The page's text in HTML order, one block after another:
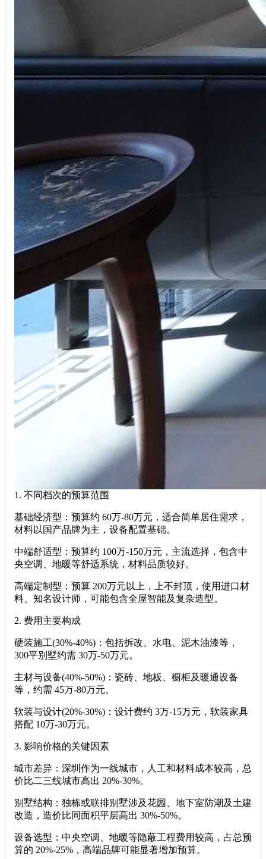
1. ‌不同档次的预算范围‌
‌基础经济型‌：预算约 ‌60万-80万元‌，适合简单居住需求，
材料以国产品牌为主，设备配置基础。
‌中端舒适型‌：预算约 ‌100万-150万元‌，主流选择，包含中
央空调、地暖等舒适系统，材料品质较好。
‌高端定制型‌：预算 ‌200万元以上‌，上不封顶，使用进口材
料、知名设计师，可能包含全屋智能及复杂造型。
2. ‌费用主要构成‌
‌硬装施工‌(30%-40%)：包括拆改、水电、泥木油漆等，
300平别墅约需 ‌30万-50万元‌。
‌主材与设备‌(40%-50%)：瓷砖、地板、橱柜及暖通设备
等，约需 ‌45万-80万元‌。
‌软装与设计‌(20%-30%)：设计费约 ‌3万-15万元‌，软装家具
搭配 ‌10万-30万元‌。
3. ‌影响价格的关键因素‌
‌城市差异‌：深圳作为一线城市，人工和材料成本较高，总
价比二三线城市高出 ‌20%-30%‌。
‌别墅结构‌：独栋或联排别墅涉及花园、地下室防潮及土建
改造，造价比同面积平层高出 ‌30%-50%‌。
‌设备选型‌：中央空调、地暖等隐蔽工程费用较高，占总预
算的 ‌20%-25%‌，高端品牌可能显著增加预算。